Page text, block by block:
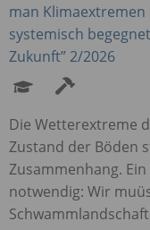
man
systemisch
Zukunft” 2/2026
Die Wetterextreme
Zustand der Böden
Zusammenhang.
notwendig: Wir